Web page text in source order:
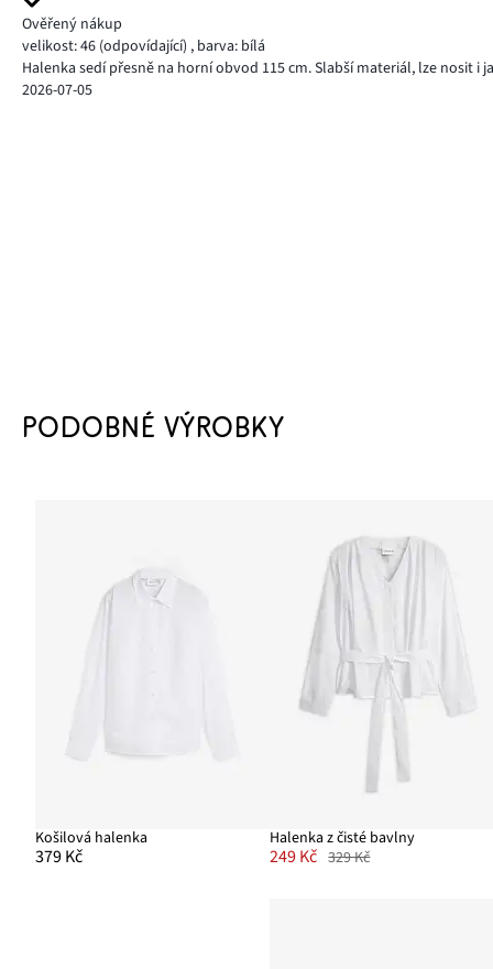
Ověřený nákup
velikost: 46 (odpovídající) , barva: bílá
Halenka sedí přesně na horní obvod 115 cm. Slabší materiál, lze nosit i
2026-07-05
PODOBNÉ VÝROBKY
Košilová halenka
379 Kč
Halenka z čisté bavlny
249 Kč 329 Kč